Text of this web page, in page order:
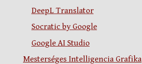
DeepL Translator
Socratic by Google
Google AI Studio
Mesterséges Intelligencia Grafika